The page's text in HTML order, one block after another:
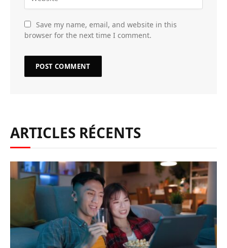
Save my name, email, and website in this
browser for the next time I comment.
ARTICLES RÉCENTS